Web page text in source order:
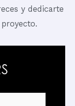
y dedicarte